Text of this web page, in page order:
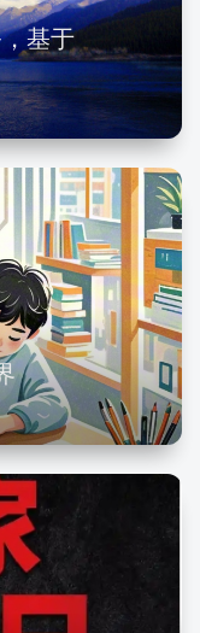
基于